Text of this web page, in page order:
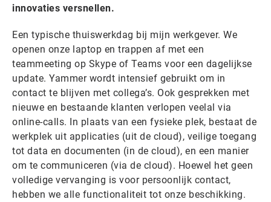
innovaties versnellen.
Een typische thuiswerkdag bij mijn werkgever. We
openen onze laptop en trappen af met een
teammeeting op Skype of Teams voor een dagelijkse
update. Yammer wordt intensief gebruikt om in
contact te blijven met collega’s. Ook gesprekken met
nieuwe en bestaande klanten verlopen veelal via
online-calls. In plaats van een fysieke plek, bestaat de
werkplek uit applicaties (uit de cloud), veilige toegang
tot data en documenten (in de cloud), en een manier
om te communiceren (via de cloud). Hoewel het geen
volledige vervanging is voor persoonlijk contact,
hebben we alle functionaliteit tot onze beschikking.